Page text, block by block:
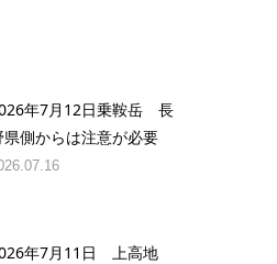
年7月12日乗鞍岳 長
県側からは注意が必要
年7月11日 上高地